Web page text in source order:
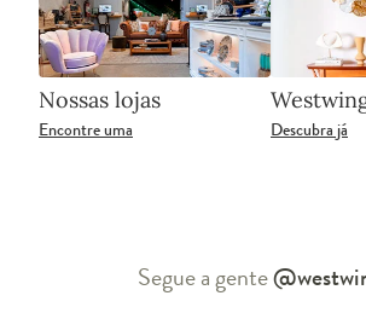
Nossas lojas
Encontre uma Descubra já
Segue a gente